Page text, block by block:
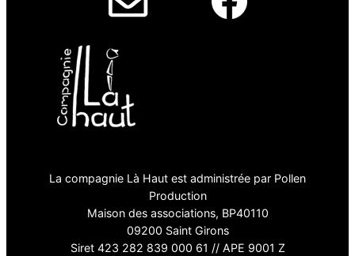
La compagnie Là Haut est administrée par Pollen
Production
Maison des associations, BP40110
09200 Saint Girons
Siret 423 282 839 000 61 // APE 9001 Z